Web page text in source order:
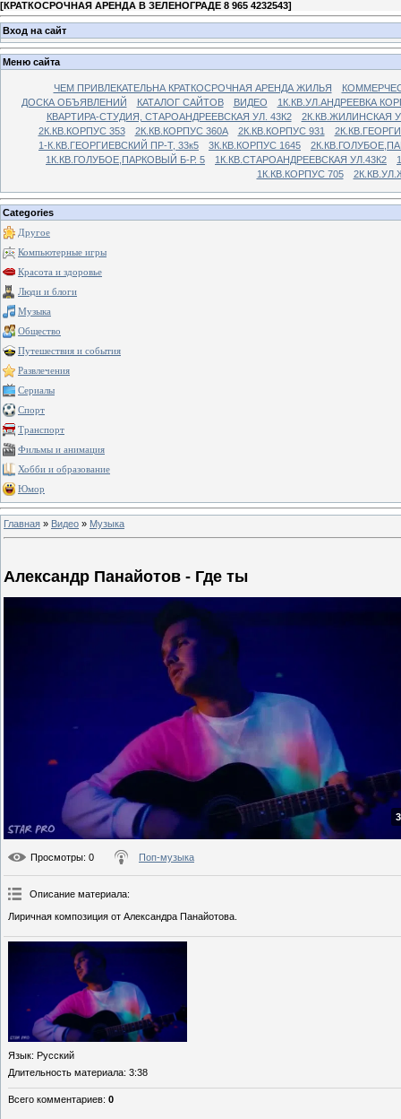
[КРАТКОСРОЧНАЯ АРЕНДА В ЗЕЛЕНОГРАДЕ 8 965 4232543]
Вход на сайт
Меню сайта
ЧЕМ ПРИВЛЕКАТЕЛЬНА КРАТКОСРОЧНАЯ АРЕНДА ЖИЛЬЯ
ДОСКА ОБЪЯВЛЕНИЙ
КАТАЛОГ САЙТОВ ВИДЕО
1К.КВ.УЛ.АНДРЕЕВКА
КВАРТИРА-СТУДИЯ, СТАРОАНДРЕЕВСКАЯ УЛ. 43К2
2К.КВ.ЖИЛИНСКАЯ
2К.КВ.КОРПУС 353
2К.КВ.КОРПУС 360А 2К.КВ.КОРПУС 931
1-К.КВ.ГЕОРГИЕВСКИЙ ПР-Т, 33к5
3К.КВ.КОРПУС 1645
1К.КВ.ГОЛУБОЕ,ПАРКОВЫЙ Б-Р. 5
1К.КВ.СТАРОАНДРЕЕВСКАЯ УЛ.43К2
1К.КВ.КОРПУС 705
Categories
Другое
Компьютерные игры
Красота и здоровье
Люди и блоги
Музыка
Общество
Путешествия и события
Развлечения
Сериалы
Спорт
Транспорт
Фильмы и анимация
Хобби и образование
Юмор
Главная » Видео » Музыка
Александр Панайотов - Где ты
Просмотры: 0 Поп-музыка
Описание материала:
Лиричная композиция от Александра Панайотова.
Язык: Русский
Длительность материала: 3:38
Всего комментариев: 0